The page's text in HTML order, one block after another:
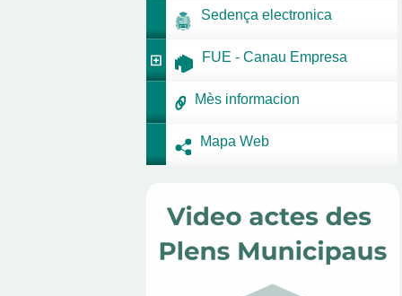
Sedença electronica
FUE - Canau Empresa
Mès informacion
Mapa Web